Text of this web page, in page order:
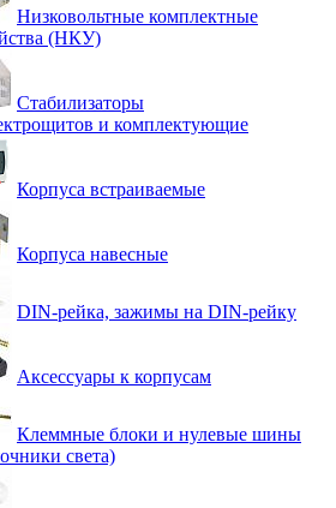
Низковольтные комплектные
(НКУ)
Стабилизаторы
и комплектующие
Корпуса встраиваемые
Корпуса навесные
DIN-рейка, зажимы на DIN-рейку
Аксессуары к корпусам
Клеммные блоки и нулевые шины
света)